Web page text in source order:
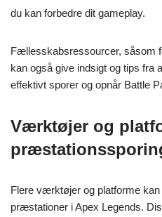
du kan forbedre dit gameplay.
Fællesskabsressourcer, såsom
kan også give indsigt og tips fra
effektivt sporer og opnår Battle
Værktøjer og
Flere værktøjer og platforme
præstationer i Apex Legends.